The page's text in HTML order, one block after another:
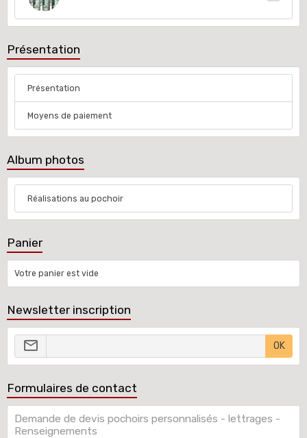
Présentation
Présentation
Moyens de paiement
Album photos
Réalisations au pochoir
Panier
Votre panier est vide
Newsletter inscription
OK
Formulaires de contact
Demande de devis pochoirs personnalisés - lettrages -
Renseignements